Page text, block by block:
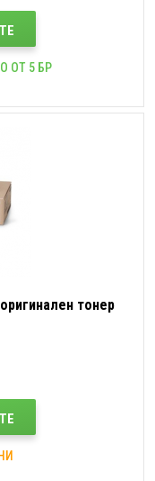
ОТ 5 БР
тонер